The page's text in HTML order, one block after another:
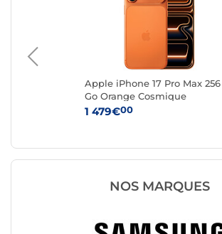
Apple iPhone 17 Pro Max 256
Go Orange Cosmique
1 479€00
NOS MARQUES